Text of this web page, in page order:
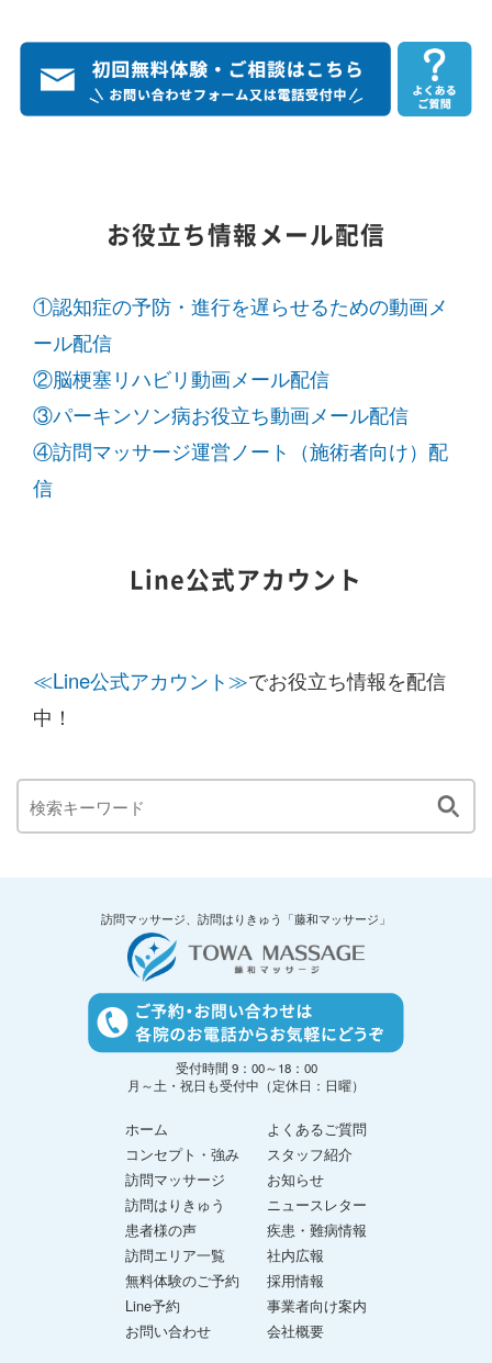
お役立ち情報メール配信
①認知症の予防・進行を遅らせるための動画メ
ール配信
②脳梗塞リハビリ動画メール配信
③パーキンソン病お役立ち動画メール配信
④訪問マッサージ運営ノート（施術者向け）配
信
Line公式アカウント
≪Line公式アカウント≫でお役立ち情報を配信
中！
訪問マッサージ、訪問はりきゅう「藤和マッサージ」
受付時間 9：00～18：00
月～土・祝日も受付中（定休日：日曜）
ホーム
コンセプト・強み
訪問マッサージ
訪問はりきゅう
患者様の声
訪問エリア一覧
無料体験のご予約
Line予約
お問い合わせ
よくあるご質問
スタッフ紹介
お知らせ
ニュースレター
疾患・難病情報
社内広報
採用情報
事業者向け案内
会社概要